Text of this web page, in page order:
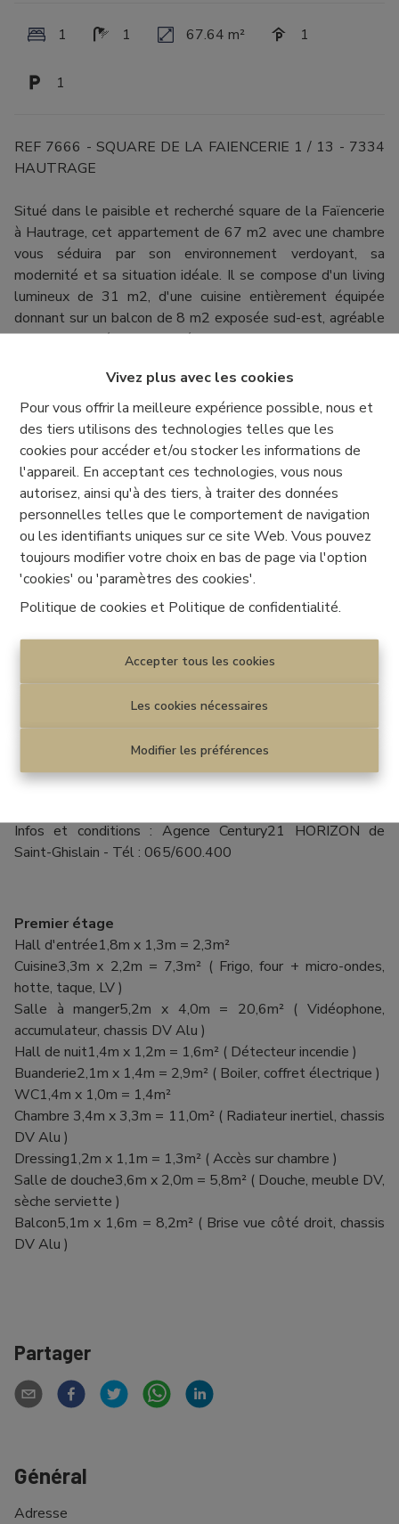
Vivez plus avec les cookies
Pour vous offrir la meilleure expérience possible, nous et
des tiers utilisons des technologies telles que les
cookies pour accéder et/ou stocker les informations de
l'appareil. En acceptant ces technologies, vous nous
autorisez, ainsi qu'à des tiers, à traiter des données
personnelles telles que le comportement de navigation
ou les identifiants uniques sur ce site Web. Vous pouvez
toujours modifier votre choix en bas de page via l'option
'cookies' ou 'paramètres des cookies'.
Politique de cookies et Politique de confidentialité.
Accepter tous les cookies
Les cookies nécessaires
Modifier les préférences
1 1 67.64 m² 1
1
REF 7666 - SQUARE DE LA FAIENCERIE 1 / 13 - 7334
HAUTRAGE
Situé dans le paisible et recherché square de la Faïencerie
à Hautrage, cet appartement de 67 m2 avec une chambre
vous séduira par son environnement verdoyant, sa
modernité et sa situation idéale. Il se compose d'un living
lumineux de 31 m2, d'une cuisine entièrement équipée
donnant sur un balcon de 8 m2 exposée sud-est, agréable
pour des journées ensoleillées. Le hall de nuit donne sur 1
salle de douche (mobilier haut de gamme), un WC séparé
et une buanderie (3 m2).
Grâce aux panneaux photovoltaïques, chaque appartement
disposera de sa propre installation photovoltaïque avec au
minimum 2 panneaux.
Avis de l'agence : situé à proximité immédiate des
commodités, école (450m), pharmacie (70m), magasins
(2,5km), bureau de poste (2,5km), autoroutes (7min), gare
Idéale pour un premier achat, un couple, ou un
investissement, ce bien combine tranquillité résidentielle
et facilité de vie au quotidien.
PEB : A – Code unique :
Faire offre à partir de 184.000 € HTVA (sous réserve
d’acceptation des vendeurs)
Infos et conditions : Agence Century21 HORIZON de
Saint-Ghislain - Tél : 065/600.400
Premier étage
Hall d'entrée1,8m x 1,3m = 2,3m²
Cuisine3,3m x 2,2m = 7,3m² ( Frigo, four + micro-ondes,
hotte, taque, LV )
Salle à manger5,2m x 4,0m = 20,6m² ( Vidéophone,
accumulateur, chassis DV Alu )
Hall de nuit1,4m x 1,2m = 1,6m² ( Détecteur incendie )
Buanderie2,1m x 1,4m = 2,9m² ( Boiler, coffret électrique )
WC1,4m x 1,0m = 1,4m²
Chambre 3,4m x 3,3m = 11,0m² ( Radiateur inertiel, chassis
DV Alu )
Dressing1,2m x 1,1m = 1,3m² ( Accès sur chambre )
Salle de douche3,6m x 2,0m = 5,8m² ( Douche, meuble DV,
sèche serviette )
Balcon5,1m x 1,6m = 8,2m² ( Brise vue côté droit, chassis
DV Alu )
Partager
Général
Adresse